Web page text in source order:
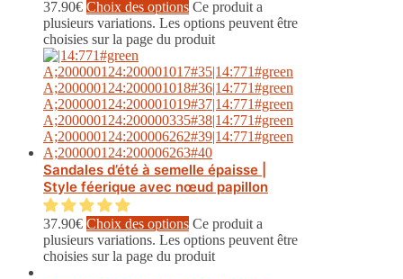
37.90€ Choix des options Ce produit a
plusieurs variations. Les options peuvent être
choisies sur la page du produit
Sandales d’été à semelle épaisse |
Style féerique avec nœud papillon
37.90€ Choix des options Ce produit a
plusieurs variations. Les options peuvent être
choisies sur la page du produit